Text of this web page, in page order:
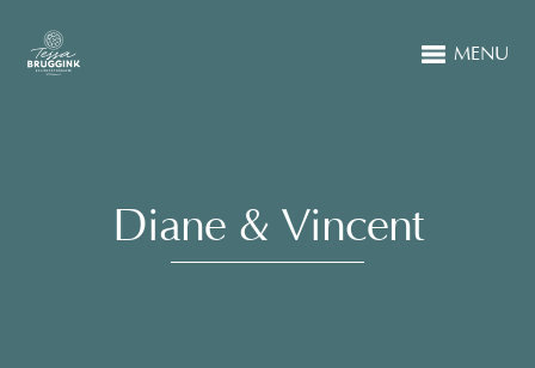
MENU
Diane & Vincent